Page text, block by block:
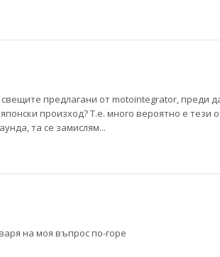
предлагани от motointegrator, преди
произход? Т.е. много вероятно е тези
та се замислям...
на моя въпрос по-горе